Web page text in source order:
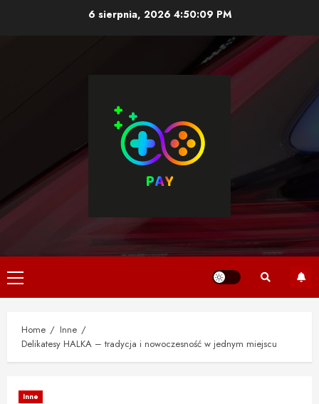
6 sierpnia, 20264:50:10 PM
Primary
Menu
Home
Inne
Delikatesy HALKA – tradycja i nowoczesność w jednym miejscu
Inne